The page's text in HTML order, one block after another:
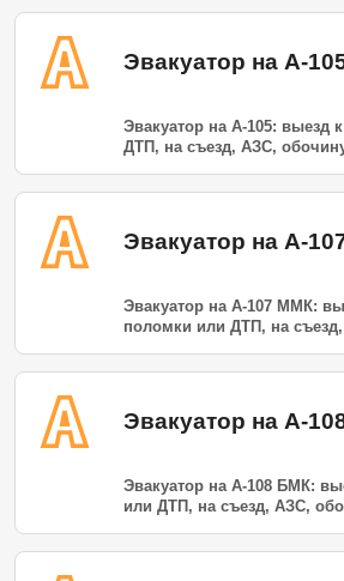
Эвакуатор на А-
Эвакуатор на А-105: выезд
ДТП, на съезд, АЗС,
Эвакуатор на А-
Эвакуатор на А-107 ММК:
поломки или ДТП, на
Эвакуатор на А-
Эвакуатор на А-108 БМК:
или ДТП, на съезд, АЗС,